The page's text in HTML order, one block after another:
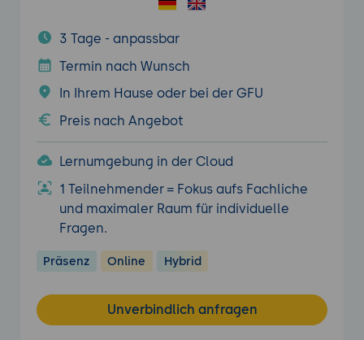
3 Tage - anpassbar
Termin nach Wunsch
In Ihrem Hause oder bei der GFU
Preis nach Angebot
Lernumgebung in der Cloud
1 Teilnehmender = Fokus aufs Fachliche
und maximaler Raum für individuelle
Fragen.
Präsenz Online Hybrid
Unverbindlich anfragen